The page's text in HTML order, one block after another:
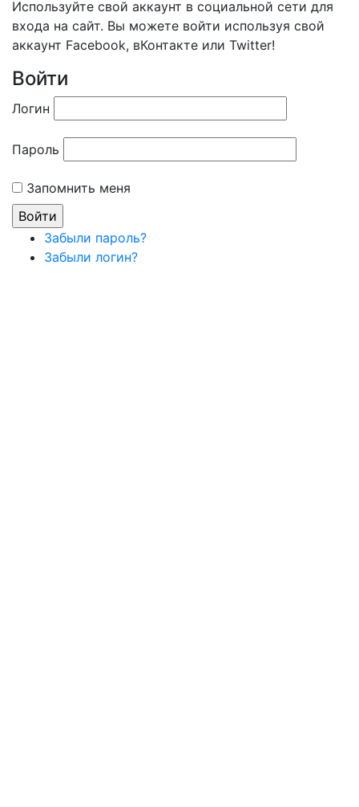
Используйте свой аккаунт в социальной сети для
входа на сайт. Вы можете войти используя свой
аккаунт Facebook, вКонтакте или Twitter!
Войти
Логин
Пароль
Запомнить меня
Забыли пароль?
Забыли логин?